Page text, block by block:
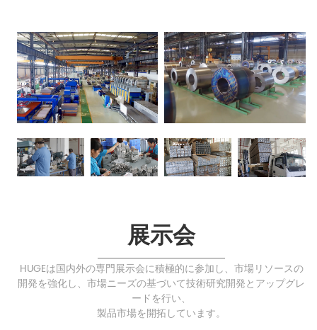
展示会
HUGEは国内外の専門展示会に積極的に参加し、市場リソースの
開発を強化し、市場ニーズの基づいて技術研究開発とアップグレ
ードを行い、
製品市場を開拓しています。